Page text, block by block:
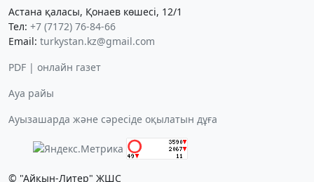
Астана қаласы, Қонаев көшесі, 12/1
Тел: +7 (7172) 76-84-66
Email: turkystan.kz@gmail.com
PDF | онлайн газет
Ауа райы
Ауызашарда және сәресіде оқылатын дұға
© "Айқын-Литер" ЖШС